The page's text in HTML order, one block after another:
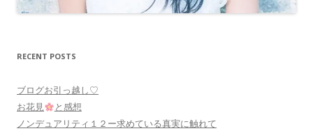
RECENT POSTS
ブログお引っ越し♡
お花見
と感想
ノンデュアリティ１２ー求めている真実に触れて